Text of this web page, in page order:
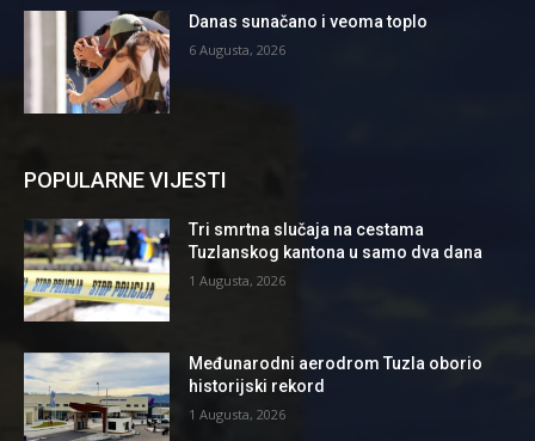
Danas sunačano i veoma toplo
6 Augusta, 2026
POPULARNE VIJESTI
Tri smrtna slučaja na cestama
Tuzlanskog kantona u samo dva dana
1 Augusta, 2026
Međunarodni aerodrom Tuzla oborio
historijski rekord
1 Augusta, 2026